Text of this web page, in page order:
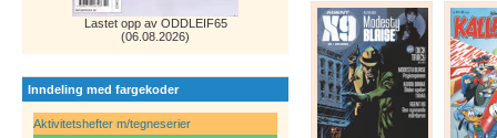
Lastet opp av ODDLEIF65
(06.08.2026)
Inndeling med fargekoder
Aktivitetshefter m/tegneserier